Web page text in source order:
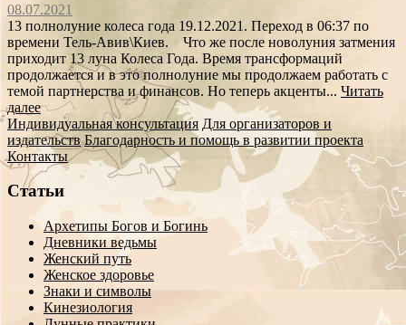
08.07.2021
13 полнолуние колеса года 19.12.2021. Переход в 06:37 по
времени Тель-Авив\Киев. Что же после новолуния затмения
приходит 13 луна Колеса Года. Время трансформаций
продолжается и в это полнолуние мы продолжаем работать с
темой партнерства и финансов. Но теперь акценты... Читать
далее
Индивидуальная консультация Для организаторов и
издательств Благодарность и помощь в развитии проекта
Контакты
Статьи
Архетипы Богов и Богинь
Дневники ведьмы
Женский путь
Женское здоровье
Знаки и символы
Кинезиология